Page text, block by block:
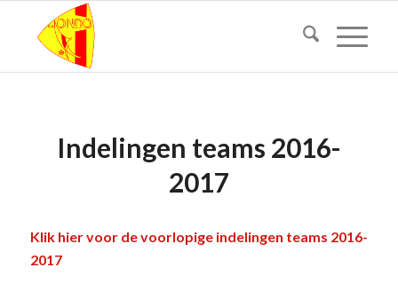
Indelingen teams 2016-
2017
Klik hier voor de voorlopige indelingen teams 2016-
2017